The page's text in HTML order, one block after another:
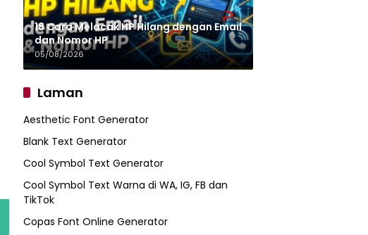
18 Cara Melacak HP Hilang dengan Email
dan Nomor HP
05/08/2026
Laman
Aesthetic Font Generator
Blank Text Generator
Cool Symbol Text Generator
Cool Symbol Text Warna di WA, IG, FB dan
TikTok
Copas Font Online Generator